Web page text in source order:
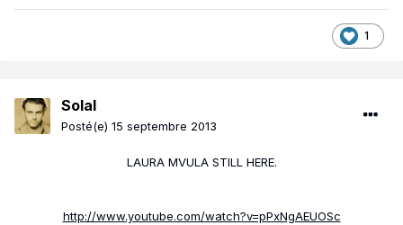
1
Solal
Posté(e) 15 septembre 2013
LAURA MVULA STILL HERE.
http://www.youtube.com/watch?v=pPxNgAEUOSc